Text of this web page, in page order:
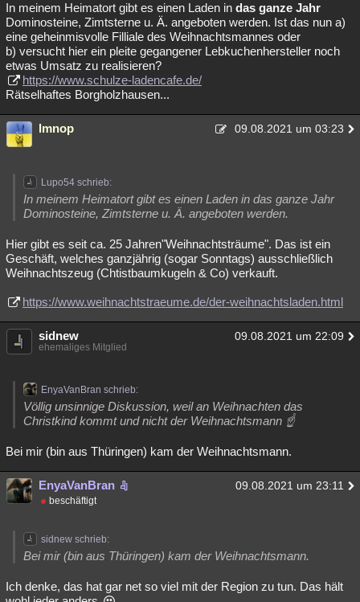
In meinem Heimatort gibt es einen Laden in das ganze Jahr
Dominosteine, Zimtsterne u. Ä. angeboten werden. Ist das nun a)
eine geheinmisvolle Filliale des Weihnachtsmannes oder
b) versucht hier ein pleite gegangener Lebkuchenhersteller noch
etwas Umsatz zu realisieren?
https://www.schulze-ladencafe.de/
Rätselhaftes Borgholzhausen...
lmnop 09.08.2021 um 03:23
Lupo54 schrieb:
In meinem Heimatort gibt es einen Laden in das ganze Jahr
Dominosteine, Zimtsterne u. Ä. angeboten werden.
Hier gibt es seit ca. 25 Jahren"Weihnachtsträume". Das ist ein
Geschäft, welches ganzjährig (sogar Sonntags) ausschließlich
Weihnachtszeug (Chtistbaumkugeln & Co) verkauft.
https://www.weihnachtstraeume.de/der-weihnachtsladen.html
sidnew 09.08.2021 um 22:09
ehemaliges Mitglied
EnyaVanBran schrieb:
Völlig unsinnige Diskussion, weil an Weihnachten das
Christkind kommt und nicht der Weihnachtsmann ☝
Bei mir (bin aus Thüringen) kam der Weihnachtsmann.
EnyaVanBran 09.08.2021 um 23:11
beschäftigt
sidnew schrieb:
Bei mir (bin aus Thüringen) kam der Weihnachtsmann.
Ich denke, das hat gar net so viel mit der Region zu tun. Das hält